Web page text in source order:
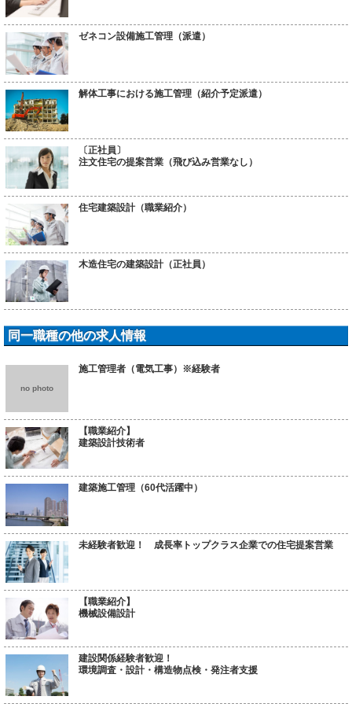
ゼネコン設備施工管理（派遣）
解体工事における施工管理（紹介予定派遣）
〔正社員〕
注文住宅の提案営業（飛び込み営業なし）
住宅建築設計（職業紹介）
木造住宅の建築設計（正社員）
同一職種の他の求人情報
no photo
施工管理者（電気工事）※経験者
【職業紹介】
建築設計技術者
建築施工管理（60代活躍中）
未経験者歓迎！ 成長率トップクラス企業での住宅提案営業
【職業紹介】
機械設備設計
建設関係経験者歓迎！
環境調査・設計・構造物点検・発注者支援